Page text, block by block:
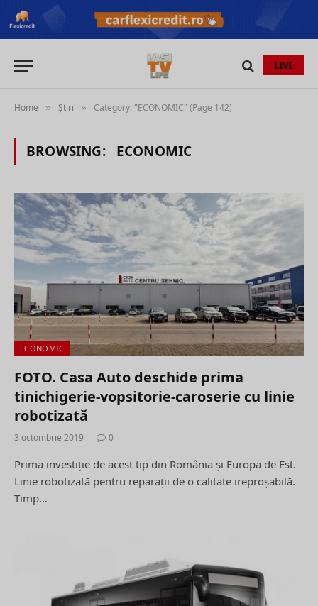
LIVE
Home » Știri » Category: "ECONOMIC" (Page 142)
BROWSING: ECONOMIC
ECONOMIC
FOTO. Casa Auto deschide prima
tinichigerie-vopsitorie-caroserie cu linie
robotizată
3 octombrie 2019 0
Prima investiție de acest tip din România și Europa de Est.
Linie robotizată pentru reparații de o calitate ireproșabilă.
Timp…